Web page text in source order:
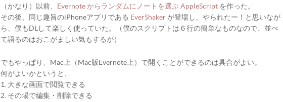
（かなり）以前、 Evernote からランダムにノートを選ぶ AppleScript を作った。
その後、同じ趣旨のiPhoneアプリである EverShaker が登場し、やられたー！と思いなが
ら、僕もDLして楽しく使っていた。（僕のスクリプトは６行の簡単なものなので、並べ
て語るのはおこがましい気もするが）
でもやっぱり、Mac上（Mac版Evernote上）で開くことができるのは具合がよい。
何がよいかというと、
1. 大きな画面で閲覧できる
2. その場で編集・削除できる